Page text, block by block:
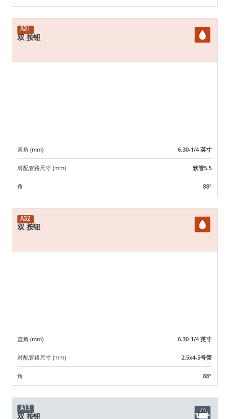
A31
双 按钮
直角 (mm) 6.30-1/4 英寸
对配管路尺寸 (mm) 软管5.5
角 88°
A32
双 按钮
直角 (mm) 6.30-1/4 英寸
对配管路尺寸 (mm) 2.5x4-5号管
角 88°
A13
双 按钮